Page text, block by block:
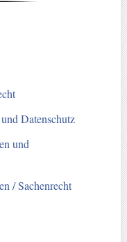
Datenschutz
und
/ Sachenrecht